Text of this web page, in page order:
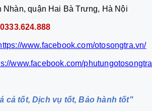
quận Hai Bà Trưng, Hà Nội
- 0333.624.888
www.facebook.com/otosongtra.vn/
www.facebook.com/phutungotosongtra
cả tốt, Dịch vụ tốt, Bảo hành tốt"